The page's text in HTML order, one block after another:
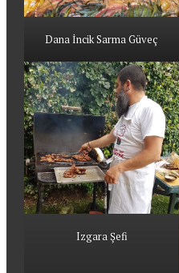
Dana İncik Sarma Güveç
Izgara Şefi